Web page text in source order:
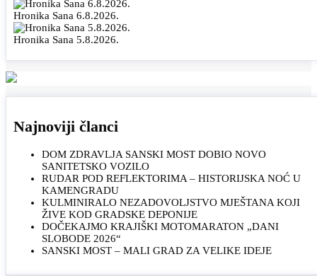
Hronika Sana 6.8.2026.
Hronika Sana 5.8.2026.
Najnoviji članci
DOM ZDRAVLJA SANSKI MOST DOBIO NOVO
SANITETSKO VOZILO
RUDAR POD REFLEKTORIMA – HISTORIJSKA NOĆ U
KAMENGRADU
KULMINIRALO NEZADOVOLJSTVO MJEŠTANA KOJI
ŽIVE KOD GRADSKE DEPONIJE
DOČEKAJMO KRAJIŠKI MOTOMARATON „DANI
SLOBODE 2026“
SANSKI MOST – MALI GRAD ZA VELIKE IDEJE